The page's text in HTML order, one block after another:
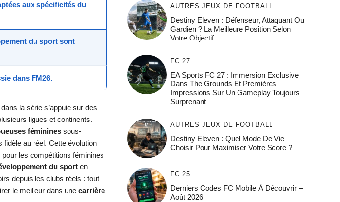
aux spécificités du
du sport sont
dans FM26.
dans la série s’appuie sur des
ligues et continents.
féminines sous-
fidèle au réel. Cette évolution
les compétitions féminines
du sport en
depuis les clubs réels : tout
le meilleur dans une carrière
AUTRES JEUX DE FOOTBALL
Destiny Eleven : Défenseur, Attaquant Ou
Gardien ? La Meilleure Position Selon
Votre Objectif
FC 27
EA Sports FC 27 : Immersion Exclusive
Dans The Grounds Et Premières
Impressions Sur Un Gameplay Toujours
Surprenant
AUTRES JEUX DE FOOTBALL
Destiny Eleven : Quel Mode De Vie
Choisir Pour Maximiser Votre Score ?
FC 25
Derniers Codes FC Mobile À Découvrir –
Août 2026